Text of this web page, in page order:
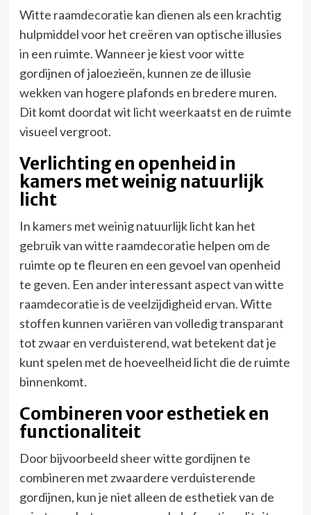
Witte raamdecoratie kan dienen als een krachtig
hulpmiddel voor het creëren van optische illusies
in een ruimte. Wanneer je kiest voor witte
gordijnen of jaloezieën, kunnen ze de illusie
wekken van hogere plafonds en bredere muren.
Dit komt doordat wit licht weerkaatst en de ruimte
visueel vergroot.
Verlichting en openheid in
kamers met weinig natuurlijk
licht
In kamers met weinig natuurlijk licht kan het
gebruik van witte raamdecoratie helpen om de
ruimte op te fleuren en een gevoel van openheid
te geven. Een ander interessant aspect van witte
raamdecoratie is de veelzijdigheid ervan. Witte
stoffen kunnen variëren van volledig transparant
tot zwaar en verduisterend, wat betekent dat je
kunt spelen met de hoeveelheid licht die de ruimte
binnenkomt.
Combineren voor esthetiek en
functionaliteit
Door bijvoorbeeld sheer witte gordijnen te
combineren met zwaardere verduisterende
gordijnen, kun je niet alleen de esthetiek van de